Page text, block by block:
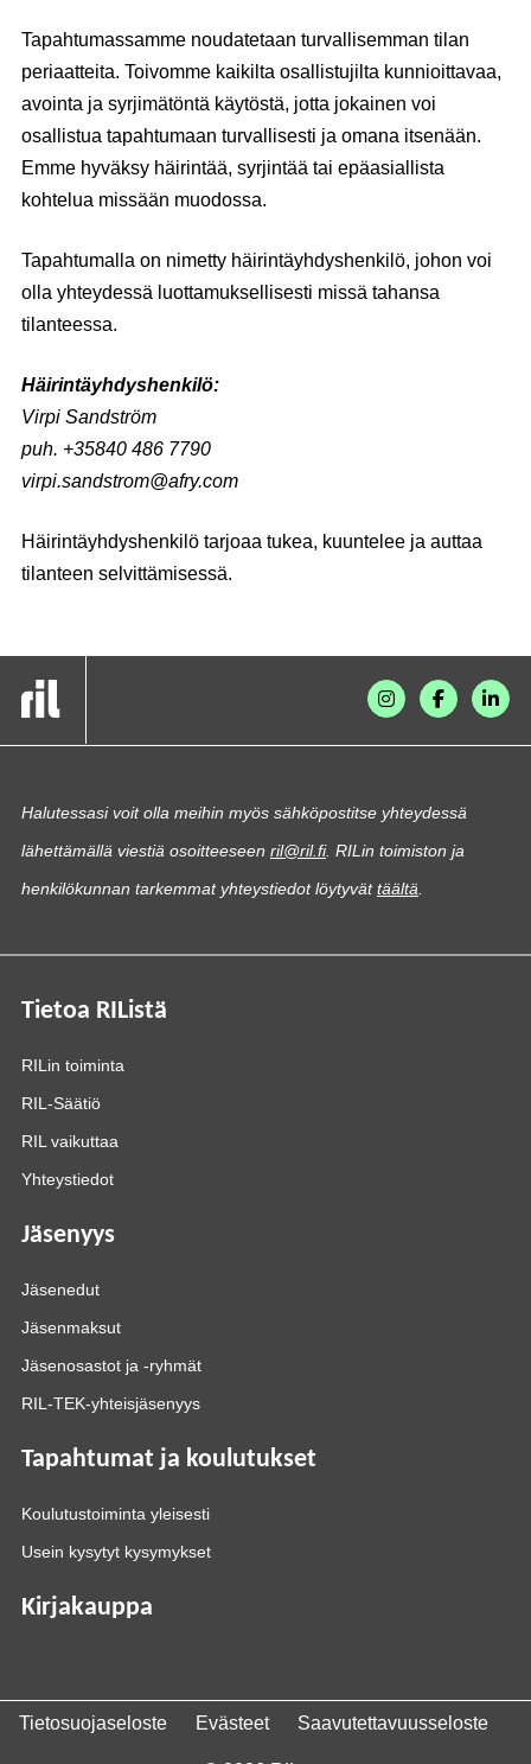
Tapahtumassamme noudatetaan turvallisemman tilan
periaatteita. Toivomme kaikilta osallistujilta kunnioittavaa,
avointa ja syrjimätöntä käytöstä, jotta jokainen voi
osallistua tapahtumaan turvallisesti ja omana itsenään.
Emme hyväksy häirintää, syrjintää tai epäasiallista
kohtelua missään muodossa.
Tapahtumalla on nimetty häirintäyhdyshenkilö, johon voi
olla yhteydessä luottamuksellisesti missä tahansa
tilanteessa.
Häirintäyhdyshenkilö:
Virpi Sandström
puh. +35840 486 7790
virpi.sandstrom@afry.com
Häirintäyhdyshenkilö tarjoaa tukea, kuuntelee ja auttaa
tilanteen selvittämisessä.
Halutessasi voit olla meihin myös sähköpostitse yhteydessä
lähettämällä viestiä osoitteeseen ril@ril.fi. RILin toimiston ja
henkilökunnan tarkemmat yhteystiedot löytyvättäältä
Tietoa RIListä
RILin toiminta
RIL-Säätiö
RIL vaikuttaa
Yhteystiedot
Jäsenyys
Jäsenedut
Jäsenmaksut
Jäsenosastot ja -ryhmät
RIL-TEK-yhteisjäsenyys
Tapahtumat ja koulutukset
Koulutustoiminta yleisesti
Usein kysytyt kysymykset
Kirjakauppa
Tietosuojaseloste Evästeet Saavutettavuusseloste